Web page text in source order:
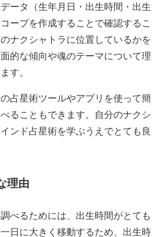
ータ（生年月日・出生時間・出生
ープを作成することで確認するこ
ナクシャトラに位置しているかを
的な傾向や魂のテーマについて理
す。
占星術ツールやアプリを使って簡
ることもできます。自分のナクシ
ンド占星術を学ぶうえでとても良
理由
べるためには、出生時間がとても
日に大きく移動するため、出生時